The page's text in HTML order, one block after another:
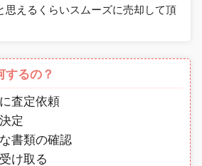
思えるくらいスムーズに売却して頂
するの？
査定依頼
定
書類の確認
け取る